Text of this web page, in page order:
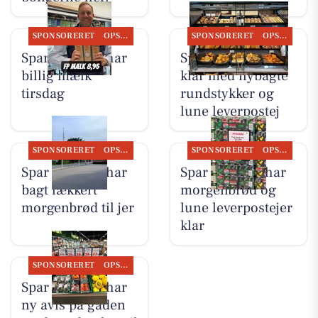
SPONSORERET OPSLAGSTAVLEN
Spar Suldrup har
billig mælk
tirsdag
SPONSORERET OPSLAGSTAVLEN
Spar Suldrup er
klar med nybagte
rundstykker og
lune leverpostej
SPONSORERET OPSLAGSTAVLEN
Spar Suldrup har
bagt lækkert
morgenbrød til jer
SPONSORERET OPSLAGSTAVLEN
Spar Suldrup har
morgenbrød og
lune leverpostejer
klar
SPONSORERET OPSLAGSTAVLEN
Spar Suldrup har
ny avis på gaden